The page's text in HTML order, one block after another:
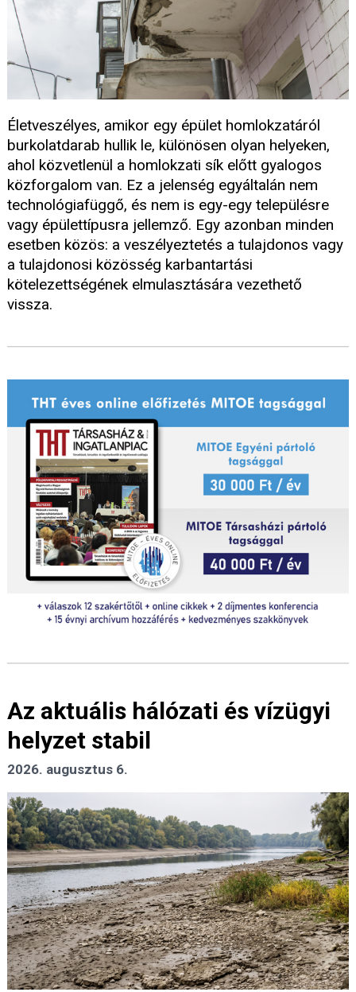
Életveszélyes, amikor egy épület homlokzatáról
burkolatdarab hullik le, különösen olyan helyeken,
ahol közvetlenül a homlokzati sík előtt gyalogos
közforgalom van. Ez a jelenség egyáltalán nem
technológiafüggő, és nem is egy-egy településre
vagy épülettípusra jellemző. Egy azonban minden
esetben közös: a veszélyeztetés a tulajdonos vagy
a tulajdonosi közösség karbantartási
kötelezettségének elmulasztására vezethető
vissza.
Az aktuális hálózati és vízügyi
helyzet stabil
2026. augusztus 6.